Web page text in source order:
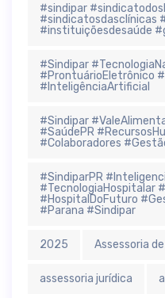
#sindipar
#sindicatosdasclínicas
#instituiçõesdesaúde
#Sindipar
#ProntuárioEletrônico
#InteligênciaArtificial
#Sindipar
#SaúdePR
#Colaboradores
#SindiparPR
#TecnologiaHospitalar
#HospitalDoFuturo
#Parana #Sindipar
2025 Assessoria
assessoria jurídica